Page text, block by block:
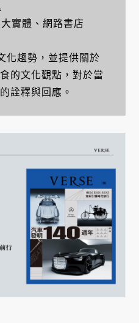
實體、網路書店
化趨勢，並提供關於
的文化觀點，對於當
詮釋與回應。